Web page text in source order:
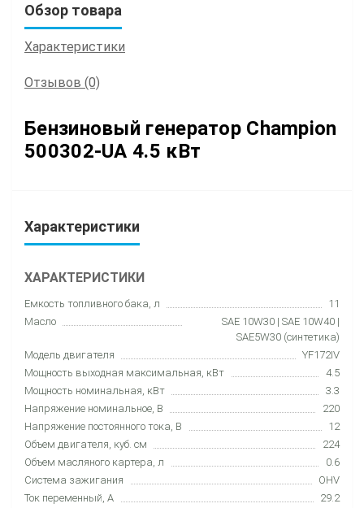
Обзор товара
Характеристики
Отзывов (0)
Бензиновый генератор Champion
500302-UA 4.5 кВт
Характеристики
ХАРАКТЕРИСТИКИ
Емкость топливного бака, л
11
Масло
SAE 10W30 | SAE 10W40 |
SAE5W30 (синтетика)
Модель двигателя
YF172IV
Мощность выходная максимальная, кВт
4.5
Мощность номинальная, кВт
3.3
Напряжение номинальное, В
220
Напряжение постоянного тока, В
12
Объем двигателя, куб. см
224
Объем масляного картера, л
0.6
Система зажигания
OHV
Ток переменный, А
29.2